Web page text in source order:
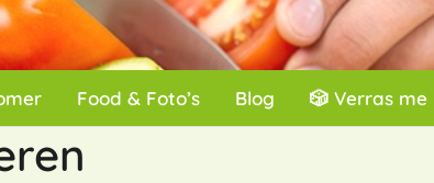
Food & Foto’s Blog 🎲 Verras me